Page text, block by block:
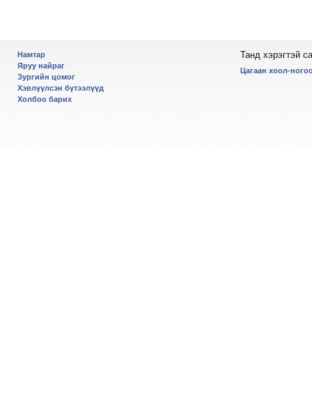
Намтар
Яруу найраг
Зургийн цомог
Хэвлүүлсэн бүтээлүүд
Холбоо барих
Танд хэрэгтэй
Цагаан хоол-